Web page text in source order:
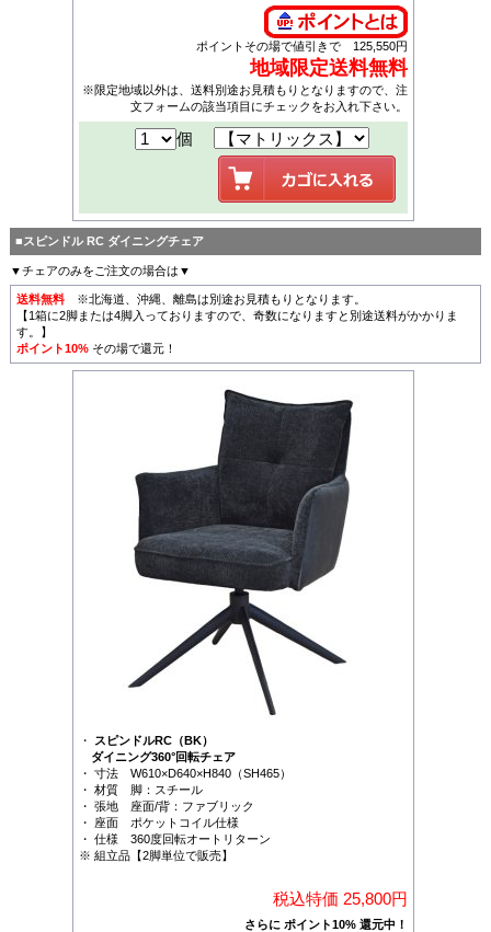
ポイントその場で値引きで 125,550円
地域限定送料無料
※限定地域以外は、送料別途お見積もりとなりますので、注
文フォームの該当項目にチェックをお入れ下さい。
個
■スピンドル RC ダイニングチェア
▼チェアのみをご注文の場合は▼
送料無料※北海道、沖縄、離島は別途お見積もりとなります。
【1箱に2脚または4脚入っておりますので、奇数になりますと別途送料がかかりま
す。】
ポイント10%その場で還元！
・ スピンドルRC（BK）
ダイニング360°回転チェア
・ 寸法 W610×D640×H840（SH465）
・ 材質 脚：スチール
・ 張地 座面/背：ファブリック
・ 座面 ポケットコイル仕様
・ 仕様 360度回転オートリターン
※ 組立品【2脚単位で販売】
税込特価 25,800円
さらに ポイント10% 還元中！